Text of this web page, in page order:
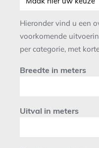
Hieronder vind u een
voorkomende
per categorie, met
Breedte in meters
Uitval in meters